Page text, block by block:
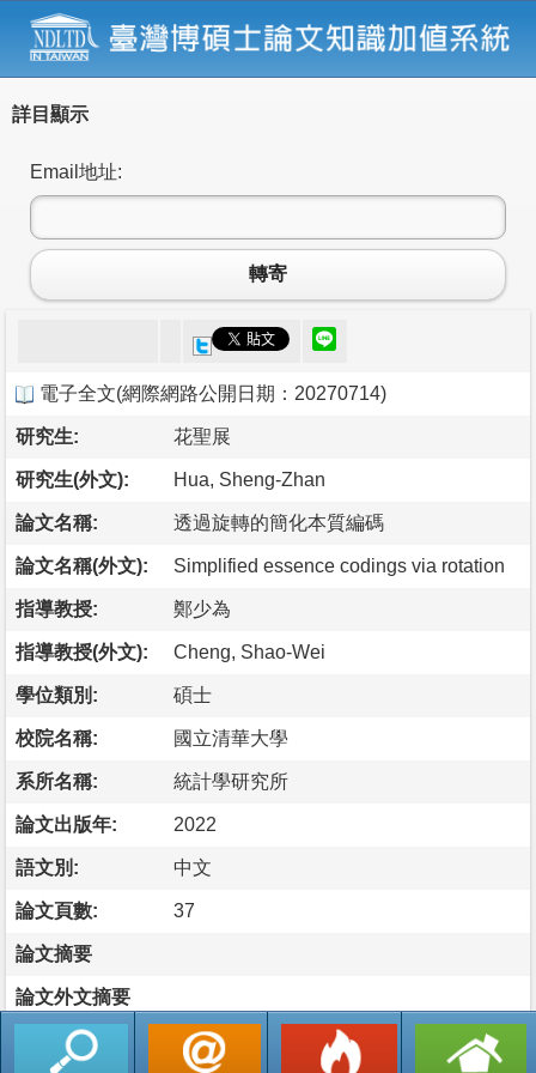
詳目顯示
Email地址:
轉寄
電子全文(網際網路公開日期：20270714)
研究生: 花聖展
研究生(外文): Hua, Sheng-Zhan
論文名稱: 透過旋轉的簡化本質編碼
論文名稱(外文): Simplified essence codings via rotation
指導教授: 鄭少為
指導教授(外文): Cheng, Shao-Wei
學位類別: 碩士
校院名稱: 國立清華大學
系所名稱: 統計學研究所
論文出版年: 2022
語文別: 中文
論文頁數: 37
論文摘要
論文外文摘要
返回列表